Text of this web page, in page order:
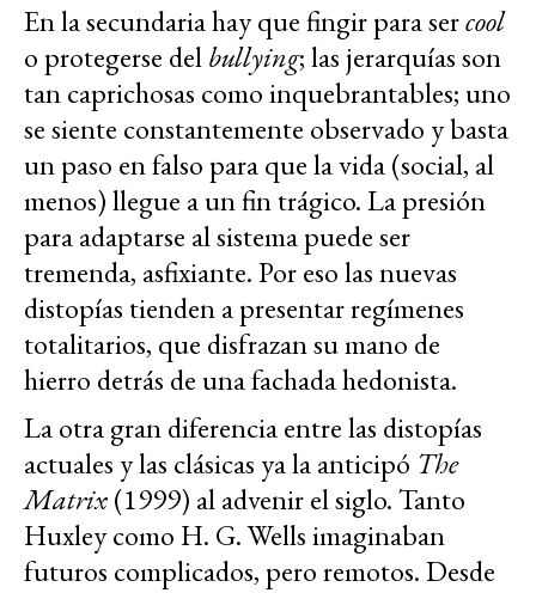
En la secundaria hay que fingir para sercool
o protegerse delbullying; las jerarquías son
tan caprichosas como inquebrantables; uno
se siente constantemente observado y basta
un paso en falso para que la vida (social, al
menos) llegue a un fin trágico. La presión
para adaptarse al sistema puede ser
tremenda, asfixiante. Por eso las nuevas
distopías tienden a presentar regímenes
totalitarios, que disfrazan su mano de
hierro detrás de una fachada hedonista.
La otra gran diferencia entre las distopías
actuales y las clásicas ya la anticipó The
Matrix(1999) al advenir el siglo. Tanto
Huxley como H. G. Wells imaginaban
futuros complicados, pero remotos. Desde